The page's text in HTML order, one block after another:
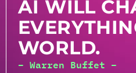
AI WILL
WORLD.
– Warren Buffet –